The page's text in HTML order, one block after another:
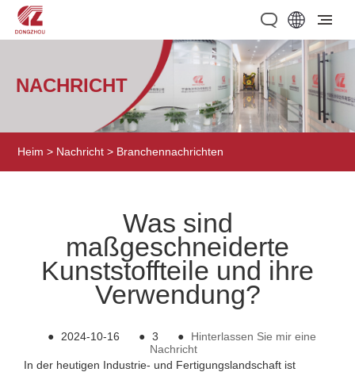
NACHRICHT
Heim > Nachricht > Branchennachrichten
Was sind
maßgeschneiderte
Kunststoffteile und ihre
Verwendung?
● 2024-10-16 ● 3 ●
Hinterlassen Sie mir eine
Nachricht
In der heutigen Industrie- und Fertigungslandschaft ist